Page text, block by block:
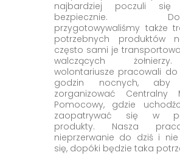
najbardziej poczuli
bezpiecznie.
przygotowywaliśmy także
potrzebnych produktów
często sami je
walczących
wolontariusze pracowali do
godzin nocnych, aby
zorganizować Centralny
Pomocowy, gdzie
zaopatrywać się w
produkty. Nasza
nieprzerwanie do dziś i
się, dopóki będzie taka